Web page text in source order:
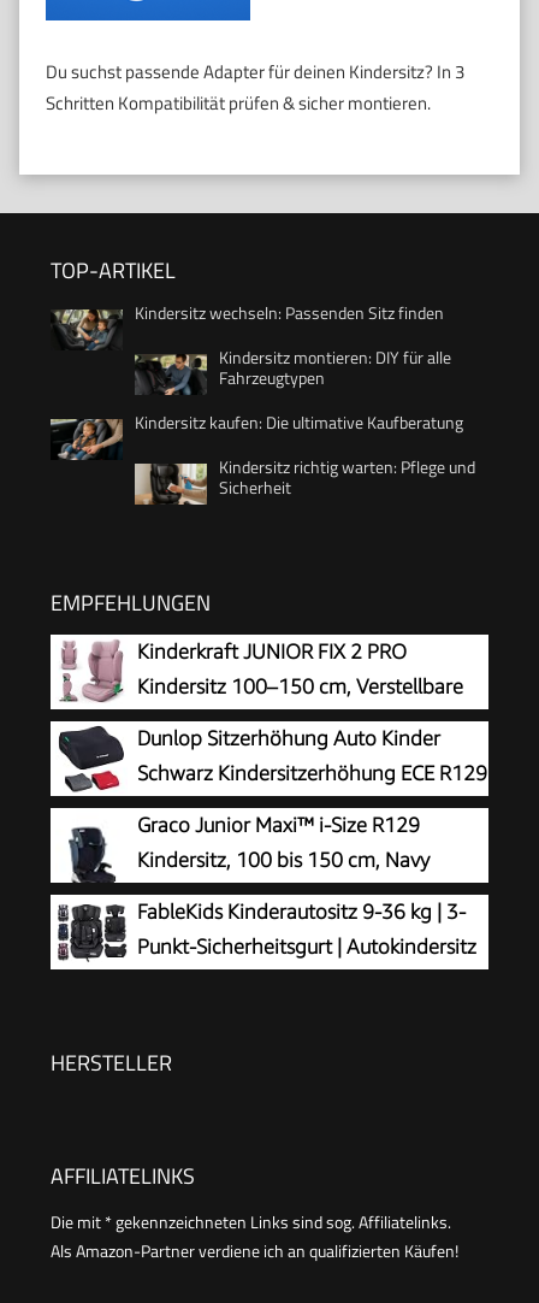
Du suchst passende Adapter für deinen Kindersitz? In 3
Schritten Kompatibilität prüfen & sicher montieren.
TOP-ARTIKEL
Kindersitz wechseln: Passenden Sitz finden
Kindersitz montieren: DIY für alle
Fahrzeugtypen
Kindersitz kaufen: Die ultimative Kaufberatung
Kindersitz richtig warten: Pflege und
Sicherheit
EMPFEHLUNGEN
Kinderkraft JUNIOR FIX 2 PRO
Kindersitz 100–150 cm, Verstellbare
Kopfstütze, H-GUARD, SPS, ISOFIX und
Gurtmontage, Atmungsaktiver AIR FLOW Bezug,
Einfaches Anschnallen, Rosa
Dunlop Sitzerhöhung Auto Kinder
Schwarz Kindersitzerhöhung ECE R129
- Ergonomischer Kindersitz Ab 3 Jahre
- Kinderautositz Mit Waschbarem Bezug -
Sitzkissen Auto Für Kinder 135-150 cm
Graco Junior Maxi™ i-Size R129
Kindersitz, 100 bis 150 cm, Navy
FableKids Kinderautositz 9-36 kg | 3-
Punkt-Sicherheitsgurt | Autokindersitz
R129/03 | Verstellbar | Schwarz
HERSTELLER
AFFILIATELINKS
Die mit * gekennzeichneten Links sind sog. Affiliatelinks.
Als Amazon-Partner verdiene ich an qualifizierten Käufen!